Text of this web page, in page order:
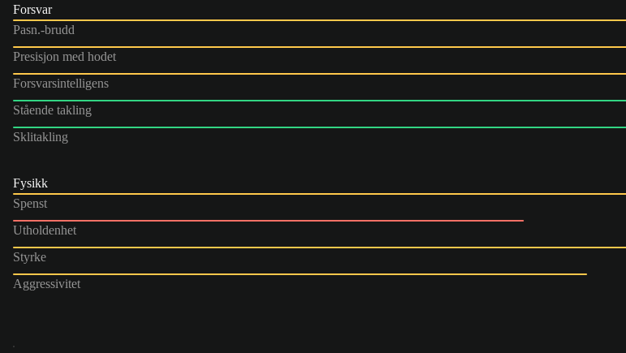
Forsvar
Pasn.-brudd
Presisjon med hodet
Forsvarsintelligens
Stående takling
Sklitakling
Fysikk
Spenst
Utholdenhet
Styrke
Aggressivitet